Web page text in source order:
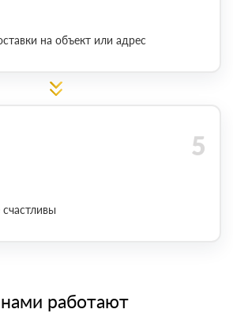
на объект или адрес
работают